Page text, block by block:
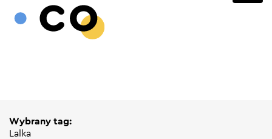
Wybrany tag:
Lalka